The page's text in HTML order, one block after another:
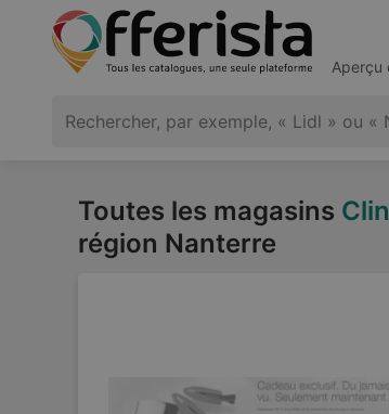
Aperçu
Toutes les magasins
région Nanterre